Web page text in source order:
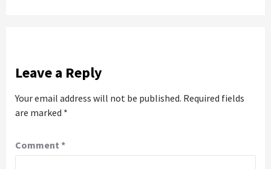
Leave a Reply
Your email address will not be published. Required fields
are marked *
Comment *